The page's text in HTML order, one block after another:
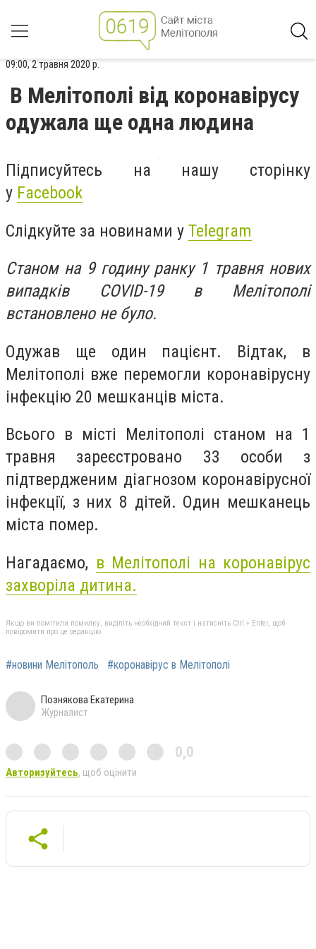
09:00, 2 травня 2020 р.
В Мелітополі від коронавірусу
одужала ще одна людина
Підписуйтесь на нашу сторінку
у Facebook
Слідкуйте за новинами у Telegram
Станом на 9 годину ранку 1 травня нових
випадків COVID-19 в Мелітополі
встановлено не було.
Одужав ще один пацієнт. Відтак, в
Мелітополі вже перемогли коронавірусну
інфекцію 20 мешканців міста.
Всього в місті Мелітополі станом на 1
травня зареєстровано 33 особи з
підтвердженим діагнозом коронавірусної
інфекції, з них 8 дітей. Один мешканець
міста помер.
Нагадаємо, в Мелітополі на коронавірус
захворіла дитина.
Якщо ви помітили помилку, виділіть необхідний текст і натисніть Ctrl + Enter, щоб
повідомити про це редакцію
#новини Мелітополь #коронавірус в Мелітополі
Познякова Екатерина
Журналист
0,0
Авторизуйтесь, щоб оцінити